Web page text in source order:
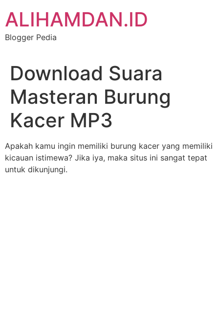
content
ALIHAMDAN.ID
Blogger Pedia
Download Suara
Masteran Burung
Kacer MP3
Apakah kamu ingin memiliki burung kacer yang memiliki
kicauan istimewa? Jika iya, maka situs ini sangat tepat
untuk dikunjungi.